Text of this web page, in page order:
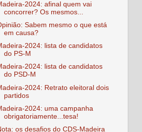
2024: afinal quem vai
concorrer? Os mesmos...
Sabem mesmo o que está
em causa?
2024: lista de candidatos
do PS-M
2024: lista de candidatos
do PSD-M
2024: Retrato eleitoral dois
partidos
2024: uma campanha
obrigatoriamente...tesa!
os desafios do CDS-Madeira